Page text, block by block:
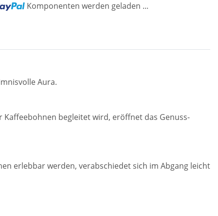
Komponenten werden geladen ...
Aura.
begleitet wird, eröffnet das Genuss-
erlebbar werden, verabschiedet sich im Abgang leicht